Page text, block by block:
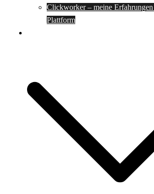
Clickworker – meine
Plattform